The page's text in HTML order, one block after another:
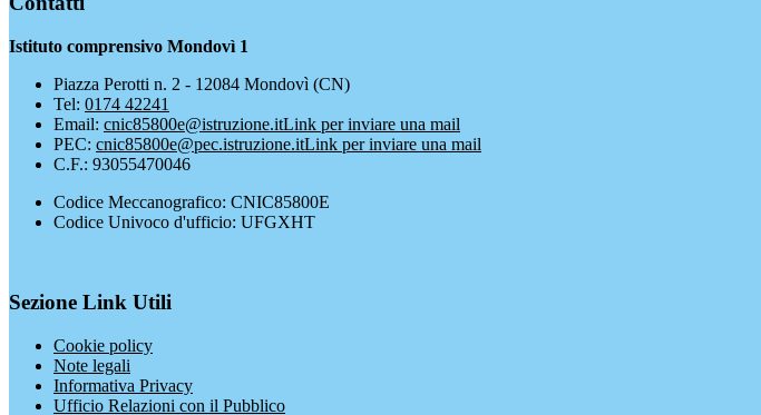
Istituto comprensivo Mondovì 1
Piazza Perotti n. 2 - 12084 Mondovì (CN)
Tel: 0174 42241
Email: cnic85800e@istruzione.itLink per inviare una mail
PEC: cnic85800e@pec.istruzione.itLink per inviare una mail
C.F.: 93055470046
Codice Meccanografico: CNIC85800E
Codice Univoco d'ufficio: UFGXHT
Sezione Link Utili
Cookie policy
Note legali
Informativa Privacy
Ufficio Relazioni con il Pubblico